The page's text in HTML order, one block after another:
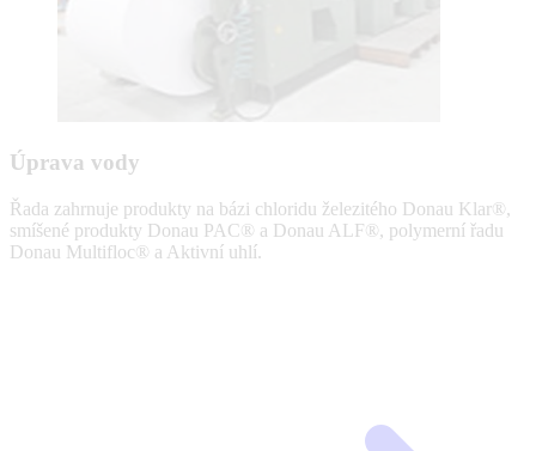
Úprava vody
Řada zahrnuje produkty na bázi chloridu železitého Donau Klar®,
smíšené produkty Donau PAC® a Donau ALF®, polymerní řadu
Donau Multifloc® a Aktivní uhlí.